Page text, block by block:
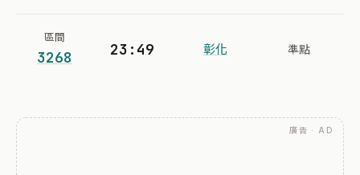
區間
3268 23:49 彰化 準點
廣告 · AD